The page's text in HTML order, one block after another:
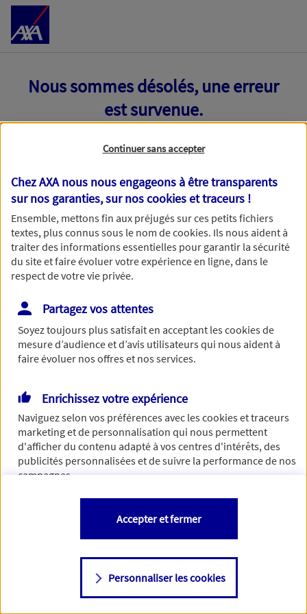
Accéder au Contenu
Nous sommes désolés, une erreur
est survenue.
Toutes nos excuses, une erreur technique nous empêche
de traiter votre demande. N'hésitez pas à rafraichir ce
formulaire dans quelques minutes.
Si besoin, vous pouvez nous joindre via notre page de
contact.
> Nous contacter
Continuer sans accepter
Chez AXA nous nous engageons à être transparents
sur nos garanties, sur noscookies et traceurs !
Ensemble, mettons fin aux préjugés sur ces petits fichiers
textes, plus connus sous le nom decookies. Ils nous aident à
traiter des informations essentielles pour garantir la sécurité
du site et faire évoluer votre expérience en ligne, dans le
respect de votre vie privée.
Partagez vos attentes
Soyez toujours plus satisfait en acceptant lescookiesde
mesure d’audience et d’avis utilisateurs qui nous aident à
faire évoluer nos offres et nos services.
Enrichissez votre expérience
Naviguez selon vos préférences avec lescookies et traceurs
marketing et de personnalisation qui nous permettent
d'afficher du contenu adapté à vos centres d'intérêts, des
publicités personnalisées et de suivre la performance de nos
campagnes.
Vous êtes libre de les accepter, de les refuser comme de
changer d'avis à tout moment en allant sur
Consulter notre politique decookies
Personnaliser les cookies
Accepter et fermer